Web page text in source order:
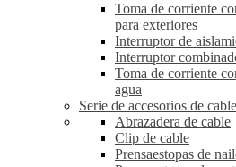
Toma de corriente
para exteriores
Interruptor de
Interruptor
Toma de corriente
agua
Serie de accesorios de
Abrazadera de cable
Clip de cable
Prensaestopas de